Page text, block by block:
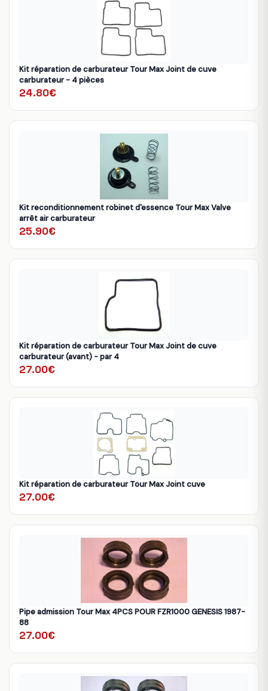
Kit réparation de carburateur Tour Max Joint de cuve
carburateur - 4 pièces
24.80€
Kit reconditionnement robinet d'essence Tour Max Valve
arrêt air carburateur
25.90€
Kit réparation de carburateur Tour Max Joint de cuve
carburateur (avant) - par 4
27.00€
Kit réparation de carburateur Tour Max Joint cuve
27.00€
Pipe admission Tour Max 4PCS POUR FZR1000 GENESIS 1987-
88
27.00€